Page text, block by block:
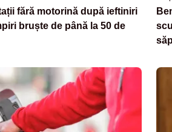
fără motorină după ieftiniri
bruște de până la 50 de